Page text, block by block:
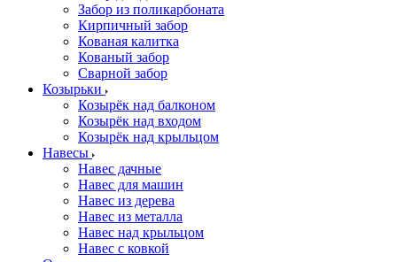
Забор из поликарбоната
Кирпичный забор
Кованая калитка
Кованый забор
Сварной забор
Козырьки
Козырёк над балконом
Козырёк над входом
Козырёк над крыльцом
Навесы
Навес дачные
Навес для машин
Навес из дерева
Навес из металла
Навес над крыльцом
Навес с ковкой